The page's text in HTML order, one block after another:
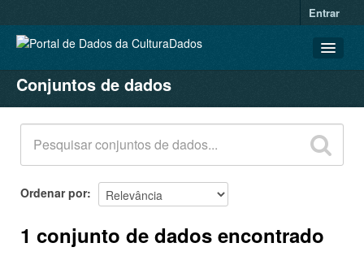
Entrar
CONJUNTOS DE DADOS
ORGANIZAÇÕES
GRUPOS
SOBRE
Conjuntos de dados
Ordenar por
1 conjunto de dados encontrado